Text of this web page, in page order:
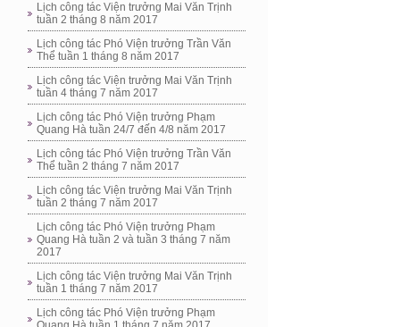
Lịch công tác Viện trưởng Mai Văn Trịnh
tuần 2 tháng 8 năm 2017
Lịch công tác Phó Viện trưởng Trần Văn
Thể tuần 1 tháng 8 năm 2017
Lịch công tác Viện trưởng Mai Văn Trịnh
tuần 4 tháng 7 năm 2017
Lịch công tác Phó Viện trưởng Phạm
Quang Hà tuần 24/7 đến 4/8 năm 2017
Lịch công tác Phó Viện trưởng Trần Văn
Thể tuần 2 tháng 7 năm 2017
Lịch công tác Viện trưởng Mai Văn Trịnh
tuần 2 tháng 7 năm 2017
Lịch công tác Phó Viện trưởng Phạm
Quang Hà tuần 2 và tuần 3 tháng 7 năm
2017
Lịch công tác Viện trưởng Mai Văn Trịnh
tuần 1 tháng 7 năm 2017
Lịch công tác Phó Viện trưởng Phạm